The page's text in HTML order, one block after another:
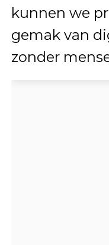
kunnen we
gemak van
zonder